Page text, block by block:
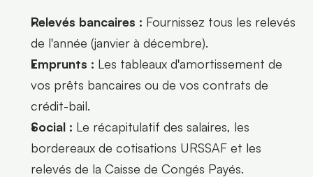
Relevés bancaires : Fournissez tous les relevés
de l'année (janvier à décembre).
Emprunts : Les tableaux d'amortissement de
vos prêts bancaires ou de vos contrats de
crédit-bail.
Social : Le récapitulatif des salaires, les
bordereaux de cotisations URSSAF et les
relevés de la Caisse de Congés Payés.